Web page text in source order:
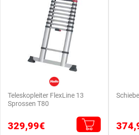
Teleskopleiter FlexLine 13
Sprossen T80
329,99€